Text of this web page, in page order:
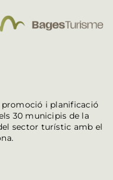
promoció i planificació
30 municipis de la
sector turístic amb el